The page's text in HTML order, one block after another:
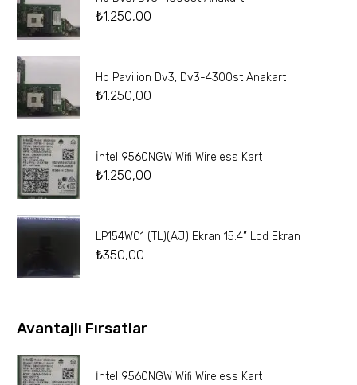
₺1.250,00
Hp Pavilion Dv3, Dv3-4300st Anakart
₺1.250,00
İntel 9560NGW Wifi Wireless Kart
₺1.250,00
LP154W01 (TL)(AJ) Ekran 15.4” Lcd Ekran
₺350,00
Avantajlı Fırsatlar
İntel 9560NGW Wifi Wireless Kart